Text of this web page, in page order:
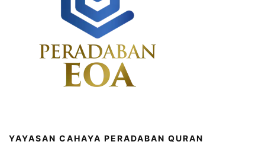
YAYASAN CAHAYA PERADABAN QURAN